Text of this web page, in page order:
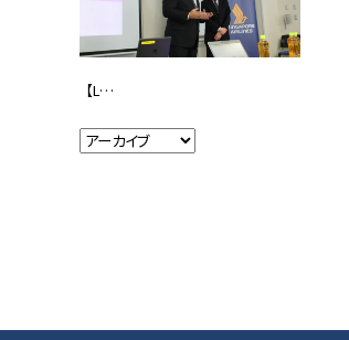
【Learning+】「シンガポール航空＆セントレア」中間発表会を開催！